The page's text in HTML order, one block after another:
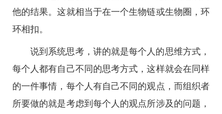
他的结果。这就相当于在一个生物链或生物圈，环
环相扣。
说到系统思考，讲的就是每个人的思维方式，
每个人都有自己不同的思考方式，这样就会在同样
的一件事情，每个人有自己不同的观点，而组织者
所要做的就是考虑到每个人的观点所涉及的问题，